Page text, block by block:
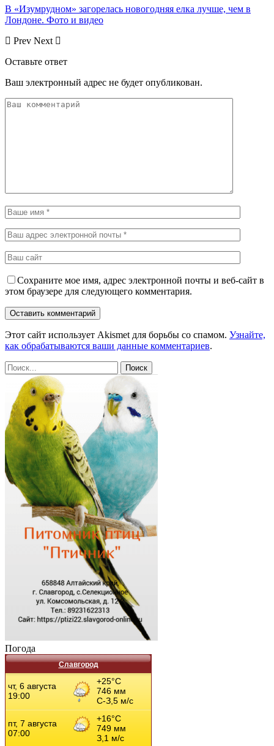
В «Изумрудном» загорелась новогодняя елка лучше, чем в
Лондоне. Фото и видео
Prev Next
Оставьте ответ
Ваш электронный адрес не будет опубликован.
Сохраните мое имя, адрес электронной почты и веб-сайт в
этом браузере для следующего комментария.
Этот сайт использует Akismet для борьбы со спамом. Узнайте,
как обрабатываются ваши данные комментариев.
Погода
Славгород